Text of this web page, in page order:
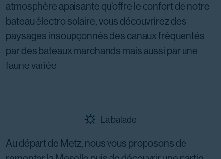
atmosphère apaisante qu’offre le confort de notre
bateau électro solaire, vous découvrirez des
paysages insoupçonnés des canaux fréquentés
par des bateaux marchands mais aussi par une
faune variée
La balade
Au départ de Metz, nous vous proposons de